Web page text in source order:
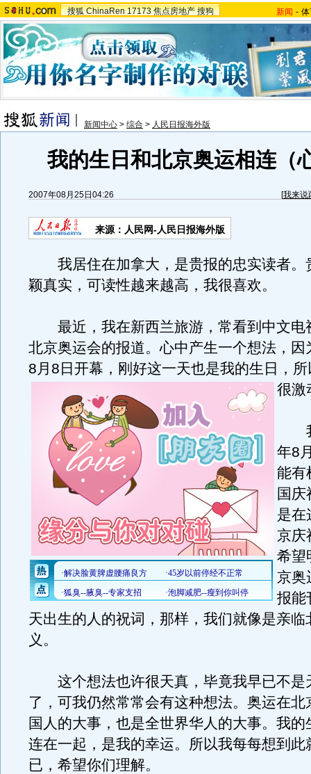
搜狐 ChinaRen 17173 焦点房地产 搜狗 新闻 -
新闻中心 > 综合 > 人民日报海外版
我的生日和北京奥运相连（
2007年08月25日04:26 [我来说
来源：人民网-人民日报海外版
我居住在加拿大，是贵报的忠实读者。
颖真实，可读性越来越高，我很喜欢。
最近，我在新西兰旅游，常看到中文电
北京奥运会的报道。心中产生一个想法，因
8月8日开幕，刚好这一天也是我的生日，
很激
我
年8
能有
国
是在
京庆
希望
京奥
报能
天出生的人的祝词，那样，我们就像是亲临
义。
这个想法也许很天真，毕竟我早已不是
了，可我仍然常常会有这种想法。奥运在北
国人的大事，也是全世界华人的大事。我的
连在一起，是我的幸运。所以我每每想到此
已，希望你们理解。